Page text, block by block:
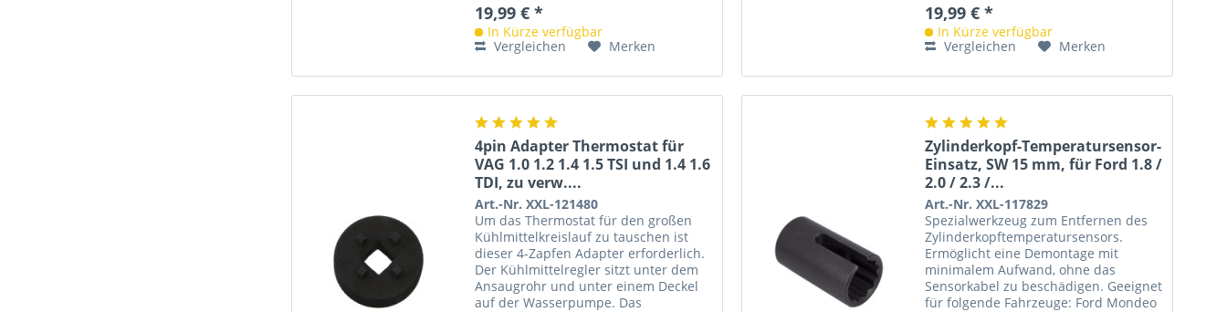
19,99 € *
In Kürze verfügbar
Vergleichen
Merken
19,99 € *
In Kürze verfügbar
Vergleichen
Merken
4pin Adapter Thermostat für
VAG 1.0 1.2 1.4 1.5 TSI und 1.4 1.6
TDI, zu verw....
Art.-Nr. XXL-121480
Um das Thermostat für den großen
Kühlmittelkreislauf zu tauschen ist
dieser 4-Zapfen Adapter erforderlich.
Der Kühlmittelregler sitzt unter dem
Ansaugrohr und unter einem Deckel
auf der Wasserpumpe. Das
Zylinderkopf-Temperatursensor-
Einsatz, SW 15 mm, für Ford 1.8 /
2.0 / 2.3 /...
Art.-Nr. XXL-117829
Spezialwerkzeug zum Entfernen des
Zylinderkopftemperatursensors.
Ermöglicht eine Demontage mit
minimalem Aufwand, ohne das
Sensorkabel zu beschädigen. Geeignet
für folgende Fahrzeuge: Ford Mondeo